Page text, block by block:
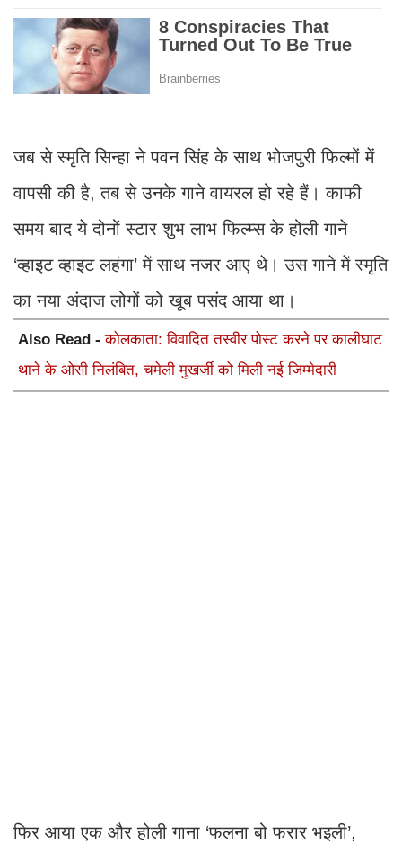
जब से स्मृति सिन्हा ने पवन सिंह के साथ भोजपुरी फिल्मों में
वापसी की है, तब से उनके गाने वायरल हो रहे हैं। काफी
समय बाद ये दोनों स्टार शुभ लाभ फिल्म्स के होली गाने
‘व्हाइट व्हाइट लहंगा’ में साथ नजर आए थे। उस गाने में स्मृति
का नया अंदाज लोगों को खूब पसंद आया था।
Also Read -कोलकाता: विवादित तस्वीर पोस्ट करने पर कालीघाट
थाने के ओसी निलंबित, चमेली मुखर्जी को मिली नई जिम्मेदारी
फिर आया एक और होली गाना ‘फलना बो फरार भइली’,